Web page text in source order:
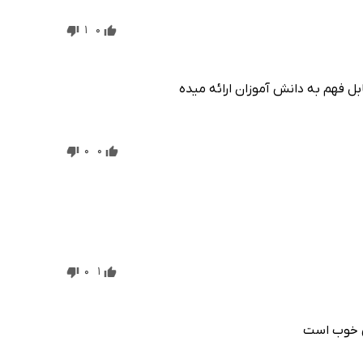
0
1
فهم به دانش آموزان ارائه میده
0
0
1
0
خوب است